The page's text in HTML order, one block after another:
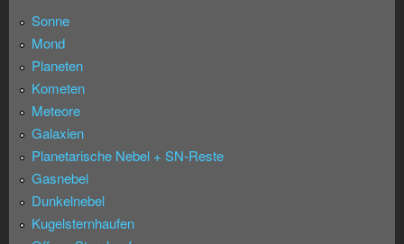
Sonne
Mond
Planeten
Kometen
Meteore
Galaxien
Planetarische Nebel + SN-Reste
Gasnebel
Dunkelnebel
Kugelsternhaufen